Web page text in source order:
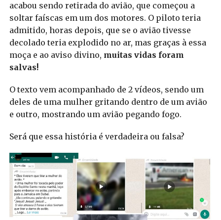
acabou sendo retirada do avião, que começou a
soltar faíscas em um dos motores. O piloto teria
admitido, horas depois, que se o avião tivesse
decolado teria explodido no ar, mas graças à essa
moça e ao aviso divino, muitas vidas foram
salvas!
O texto vem acompanhado de 2 vídeos, sendo um
deles de uma mulher gritando dentro de um avião
e outro, mostrando um avião pegando fogo.
Será que essa história é verdadeira ou falsa?